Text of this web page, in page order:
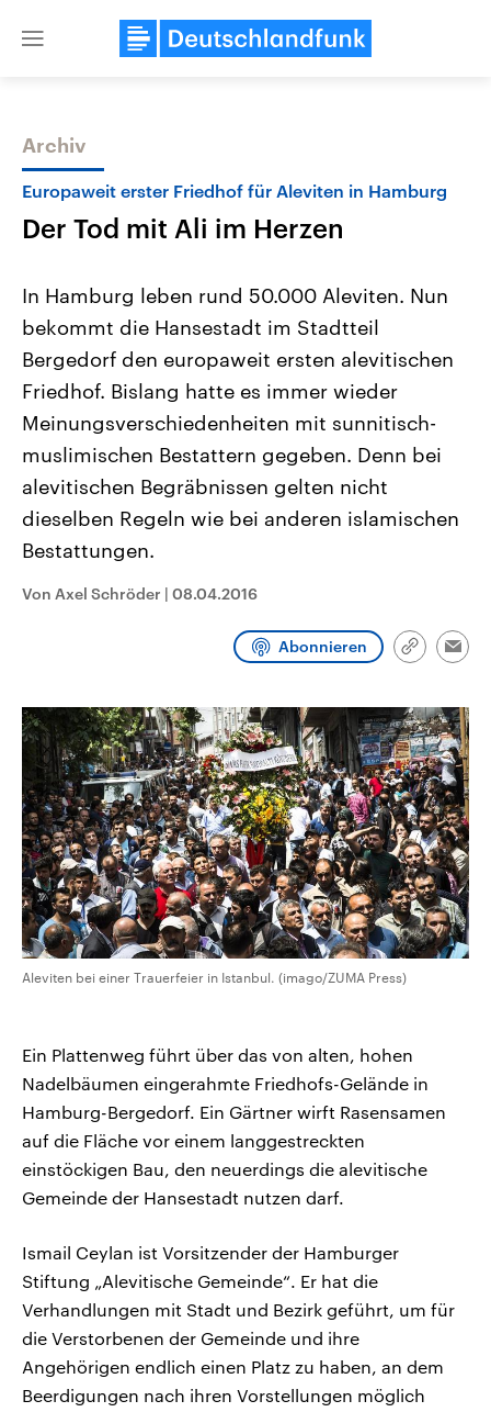
Close
Themen
Landtagswahl Sachsen-Anhalt
2026
Alle Informationen
Sachsen-Anhalt wählt am 6.
September 2026 einen neuen
Bundesland von einer Koalition aus
Umfragen, Prognosen,
Wahlprogramme, aktuelle Berichte
und Hintergründe zu den Parteien
Wahl.
Aktuelle Beiträge,
Hintergründe
Wirtschaftlich und
gehören die Vereinigten
den mächtigsten Ländern
mit großem Einfluss auf
Sendungen
Archiv
Europaweit erster Friedhof für Aleviten in Hamburg
Der Tod mit Ali im Herzen
In Hamburg leben rund 50.000 Aleviten. Nun
bekommt die Hansestadt im Stadtteil
Bergedorf den europaweit ersten alevitischen
Friedhof. Bislang hatte es immer wieder
Meinungsverschiedenheiten mit sunnitisch-
muslimischen Bestattern gegeben. Denn bei
alevitischen Begräbnissen gelten nicht
dieselben Regeln wie bei anderen islamischen
Bestattungen.
Von Axel Schröder | 08.04.2016
Abonnieren
Link
Aleviten bei einer Trauerfeier in Istanbul. (imago/ZUMA Press)
Ein Plattenweg führt über das von alten, hohen
Nadelbäumen eingerahmte Friedhofs-Gelände in
Hamburg-Bergedorf. Ein Gärtner wirft Rasensamen
auf die Fläche vor einem langgestreckten
einstöckigen Bau, den neuerdings die alevitische
Gemeinde der Hansestadt nutzen darf.
Ismail Ceylan ist Vorsitzender der Hamburger
Stiftung „Alevitische Gemeinde“. Er hat die
Verhandlungen mit Stadt und Bezirk geführt, um für
die Verstorbenen der Gemeinde und ihre
Angehörigen endlich einen Platz zu haben, an dem
Beerdigungen nach ihren Vorstellungen möglich